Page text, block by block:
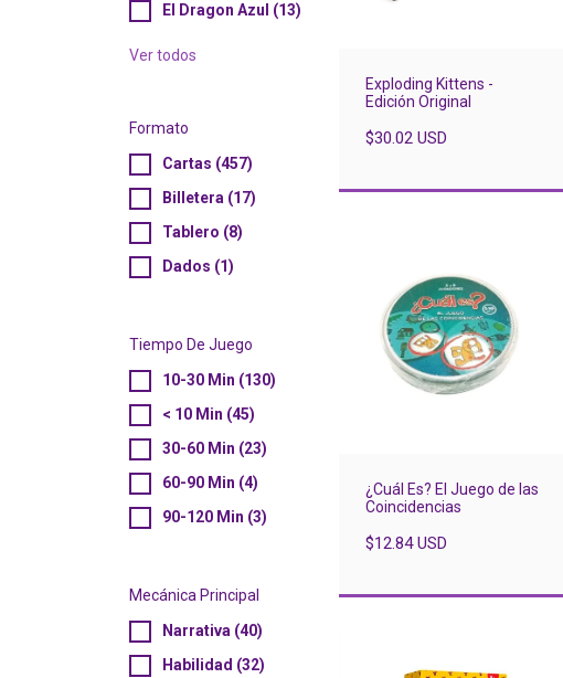
El Dragon Azul (13)
Ver todos
Formato
Cartas (457)
Billetera (17)
Tablero (8)
Dados (1)
Tiempo De Juego
10-30 Min (130)
< 10 Min (45)
30-60 Min (23)
60-90 Min (4)
90-120 Min (3)
Mecánica Principal
Narrativa (40)
Habilidad (32)
Exploding Kittens -
Edición Original
$30.02 USD
¿Cuál Es? El Juego de las
Coincidencias
$12.84 USD